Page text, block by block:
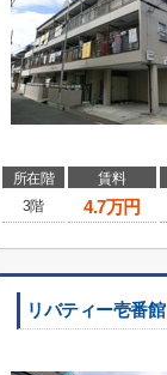
所在階 賃料
3階
4.7万円
リバティー壱番館